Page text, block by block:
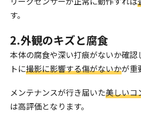
す。
2.外観のキズと腐食
本体の腐食や深い打痕がないか確認
トに撮影に影響する傷がないかが重
メンテナンスが行き届いた美しいコ
は高評価となります。